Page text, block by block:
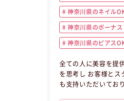
神奈川県のネイル
神奈川県のボーナ
神奈川県のピアス
全ての人に美容を提
を思考し お客様とス
も支持いただいております！！